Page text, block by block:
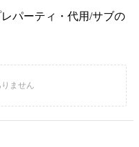
パーティ・代用/サブの